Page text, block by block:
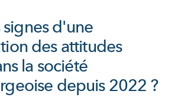
signes d'une
des attitudes
la société
depuis 2022 ?